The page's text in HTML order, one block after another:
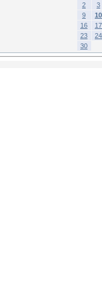
2
3
9
10
16
17
23
24
30